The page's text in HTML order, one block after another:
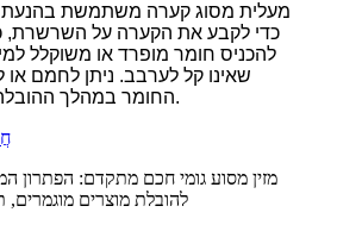
מעלית מסוג קערה משתמשת
כדי לקבע את הקערה על השרשרת,
להכניס חומר מופרד או משוקלל
שאינו קל לערבב. ניתן לחמם
החומר במהלך ההובלה לאריזה.